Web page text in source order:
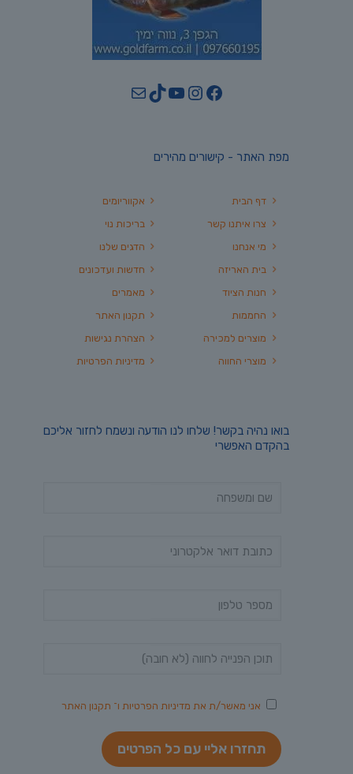
Facebook
Instagram
YouTube
TikTok
Mail
מפת האתר - קישורים מהירים
אקווריומים
בריכות נוי
הדגים שלנו
חדשות ועדכונים
מאמרים
תקנון האתר
הצהרת נגישות
מדיניות הפרטיות
דף הבית
צרו איתנו קשר
מי אנחנו
בית האריזה
חנות הציוד
החממות
מוצרים למכירה
מוצרי החווה
בואו נהיה בקשר! שלחו לנו הודעה ונשמח לחזור אליכם
בהקדם האפשרי
אני מאשר/ת את מדיניות הפרטיות ו־ תקנון האתר